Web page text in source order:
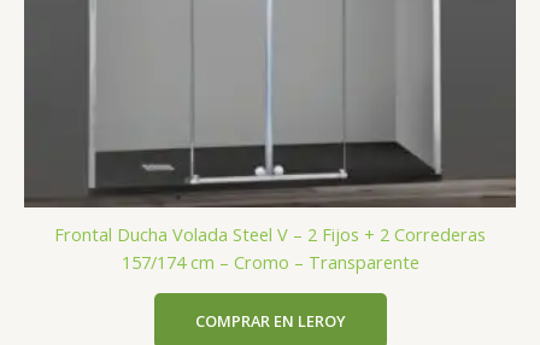
Frontal Ducha Volada Steel V – 2 Fijos + 2 Correderas
157/174 cm – Cromo – Transparente
COMPRAR EN LEROY